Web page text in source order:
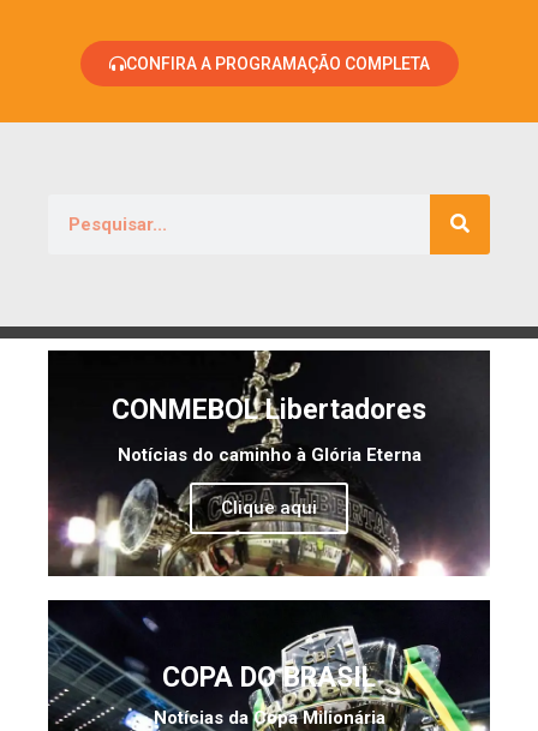
CONFIRA A PROGRAMAÇÃO COMPLETA
CONMEBOL Libertadores
Notícias do caminho à Glória Eterna
Clique aqui
COPA DO BRASIL
Notícias da Copa Milionária